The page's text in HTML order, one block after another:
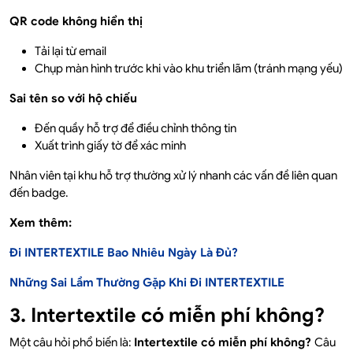
QR code không hiển thị
Tải lại từ email
Chụp màn hình trước khi vào khu triển lãm (tránh mạng yếu)
Sai tên so với hộ chiếu
Đến quầy hỗ trợ để điều chỉnh thông tin
Xuất trình giấy tờ để xác minh
Nhân viên tại khu hỗ trợ thường xử lý nhanh các vấn đề liên quan
đến badge.
Xem thêm:
Đi INTERTEXTILE Bao Nhiêu Ngày Là Đủ?
Những Sai Lầm Thường Gặp Khi Đi INTERTEXTILE
3. Intertextile có miễn phí không?
Một câu hỏi phổ biến là: Intertextile có miễn phí không? Câu